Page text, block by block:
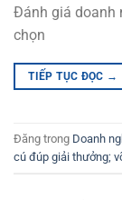
Đánh giá doanh
chọn
TIẾP TỤC ĐỌC →
Đăng trong Doanh
cú đúp giải thưởng;